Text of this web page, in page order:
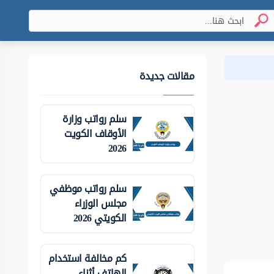
مقالات جديدة
سلم رواتب وزارة
الأوقاف الكويت
2026
سلم رواتب موظفي
مجلس الوزراء
الكويتي 2026
كم مخالفة استخدام